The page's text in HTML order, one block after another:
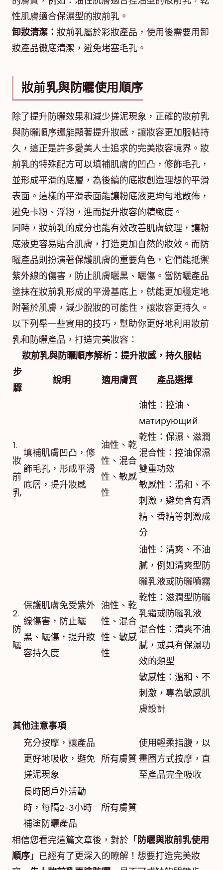
性肌膚適合保濕型的妝前乳。
卸妝清潔： 妝前乳屬於彩妝產品，使用後需要用卸
妝產品徹底清潔，避免堵塞毛孔。
妝前乳與防曬使用順序
除了提升防曬效果和減少搓泥現象，正確的妝前乳
與防曬順序還能顯著提升妝感，讓妝容更加服帖持
久，這正是許多愛美人士追求的完美妝容境界。妝
前乳的特殊配方可以填補肌膚的凹凸，修飾毛孔，
並形成平滑的底層，為後續的底妝創造理想的平滑
表面。這樣的平滑表面能讓粉底液更均勻地散佈，
避免卡粉、浮粉，進而提升妝容的精緻度。
同時，妝前乳的成分也能有效改善肌膚紋理，讓粉
底液更容易貼合肌膚，打造更加自然的妝效。而防
曬產品則扮演著保護肌膚的重要角色，它們能抵禦
紫外線的傷害，防止肌膚曬黑、曬傷。當防曬產品
塗抹在妝前乳形成的平滑基底上，就能更加穩定地
附著於肌膚，減少脫妝的可能性，讓妝容更持久。
以下列舉一些實用的技巧，幫助你更好地利用妝前
乳和防曬產品，打造完美妝容：
妝前乳與防曬順序解析：提升妝感，持久服帖
步
驟
說明 適用膚質 產品選擇
1.
妝
前
乳
填補肌膚凹凸，修
飾毛孔，形成平滑
底層，提升妝感
油性、乾
性、混合
性、敏感
性
油性：控油、
матирующий
乾性：保濕、滋潤
混合性：控油保濕
雙重功效
敏感性：溫和、不
刺激，避免含有酒
精、香精等刺激成
分
2.
防
曬
保護肌膚免受紫外
線傷害，防止曬
黑、曬傷，提升妝
容持久度
油性、乾
性、混合
性、敏感
性
油性：清爽、不油
膩，例如清爽型防
曬乳液或防曬噴霧
乾性：滋潤型防曬
乳霜或防曬乳液
混合性：清爽不油
膩，或具有保濕功
效的類型
敏感性：溫和、不
刺激，專為敏感肌
膚設計
其他注意事項
充分按摩，讓產品
更好地吸收，避免
搓泥現象
所有膚質
使用輕柔指腹，以
畫圈方式按摩，直
至產品完全吸收
長時間戶外活動
時，每隔2-3小時
補塗防曬產品
所有膚質
相信您看完這篇文章後，對於「防曬與妝前乳使用
順序」已經有了更深入的瞭解！想要打造完美妝